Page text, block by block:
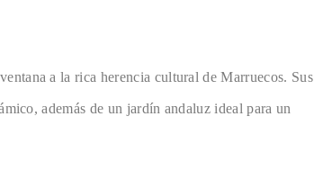
a la rica herencia cultural de Marruecos. Sus
además de un jardín andaluz ideal para un